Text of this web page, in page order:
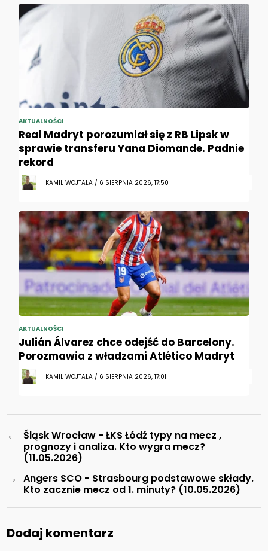
AKTUALNOŚCI
Real Madryt porozumiał się z RB Lipsk w
sprawie transferu Yana Diomande. Padnie
rekord
KAMIL WOJTALA / 6 SIERPNIA 2026, 17:50
AKTUALNOŚCI
Julián Álvarez chce odejść do Barcelony.
Porozmawia z władzami Atlético Madryt
KAMIL WOJTALA / 6 SIERPNIA 2026, 17:01
← Śląsk Wrocław - ŁKS Łódź typy na mecz ,
prognozy i analiza. Kto wygra mecz?
(11.05.2026)
→ Angers SCO - Strasbourg podstawowe składy.
Kto zacznie mecz od 1. minuty? (10.05.2026)
Dodaj komentarz